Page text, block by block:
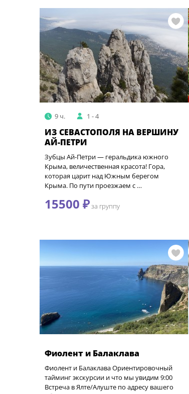
9 ч. 1 - 4
ИЗ СЕВАСТОПОЛЯ НА ВЕРШИНУ
АЙ-ПЕТРИ
Зубцы Ай-Петри — геральдика южного
Крыма, величественная красота! Гора,
которая царит над Южным берегом
Крыма. По пути проезжаем с …
15500 ₽за группу
Фиолент и Балаклава
Фиолент и Балаклава Ориентировочный
тайминг экскурсии и что мы увидим 9:00
Встреча в Ялте/Алуште по адресу вашего